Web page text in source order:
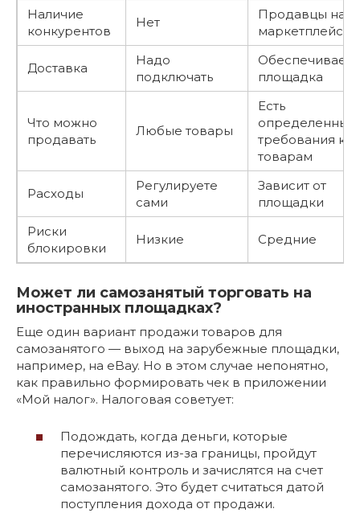
Наличие
конкурентов
Нет
Продавцы на
маркетплейсах
Доставка
Надо
подключать
Обеспечивает
площадка
Что можно
продавать
Любые товары
Есть
определенные
требования к
товарам
Расходы
Регулируете
сами
Зависит от
площадки
Риски
блокировки
Низкие Средние
Может ли самозанятый торговать на
иностранных площадках?
Еще один вариант продажи товаров для
самозанятого — выход на зарубежные площадки,
например, на eBay. Но в этом случае непонятно,
как правильно формировать чек в приложении
«Мой налог». Налоговая советует:
Подождать, когда деньги, которые
перечисляются из-за границы, пройдут
валютный контроль и зачислятся на счет
самозанятого. Это будет считаться датой
поступления дохода от продажи.